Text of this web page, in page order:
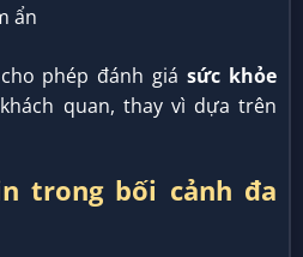
ẩn
phép đánh giásức khỏe
quan, thay vì dựa trên
trong bối cảnh đa